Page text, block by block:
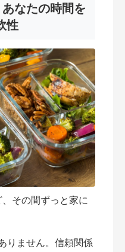
なたの時間を
性
、その間ずっと家に
りません。信頼関係